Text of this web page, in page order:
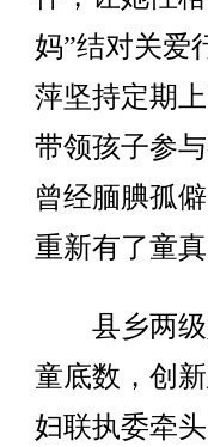
妈”结对关爱
萍坚持定期
带领孩子参
曾经腼腆孤
重新有了童真
县乡两级
童底数，创
妇联执委牵